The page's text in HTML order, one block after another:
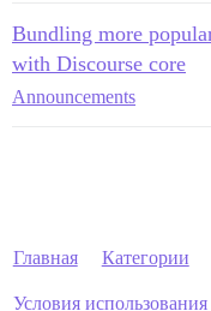
Bundling more
with Discourse core
Announcements
Главная Категории
Условия использования